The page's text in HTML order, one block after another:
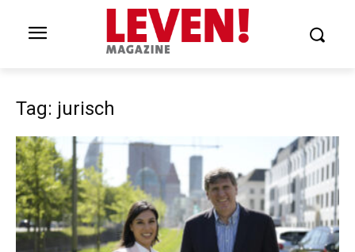
Tag: jurisch